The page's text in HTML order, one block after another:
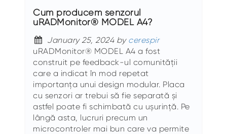
Cum producem senzorul
uRADMonitor® MODEL A4?
January 25, 2024 by cerespir
uRADMonitor® MODEL A4 a fost
construit pe feedback-ul comunității
care a indicat în mod repetat
importanța unui design modular. Placa
cu senzori ar trebui să fie separată și
astfel poate fi schimbată cu ușurință. Pe
lângă asta, lucruri precum un
microcontroler mai bun care va permite